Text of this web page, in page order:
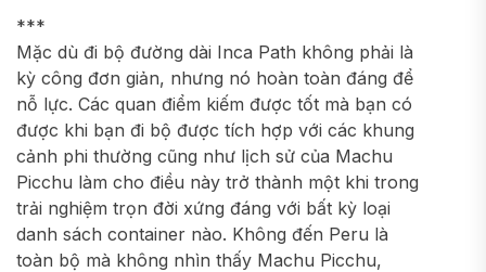
***
Mặc dù đi bộ đường dài Inca Path không phải là
kỳ công đơn giản, nhưng nó hoàn toàn đáng để
nỗ lực. Các quan điểm kiếm được tốt mà bạn có
được khi bạn đi bộ được tích hợp với các khung
cảnh phi thường cũng như lịch sử của Machu
Picchu làm cho điều này trở thành một khi trong
trải nghiệm trọn đời xứng đáng với bất kỳ loại
danh sách container nào. Không đến Peru là
toàn bộ mà không nhìn thấy Machu Picchu,